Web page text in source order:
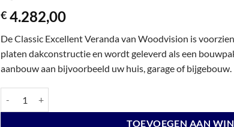
€ 4.282,00
De Classic Excellent Veranda van Woodvision is
platen dakconstructie en wordt geleverd als een
aanbouw aan bijvoorbeeld uw huis, garage of bijgebouw.
TOEVOEGEN AAN